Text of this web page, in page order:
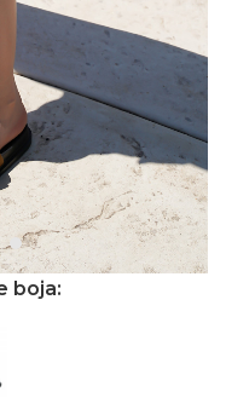
boja: